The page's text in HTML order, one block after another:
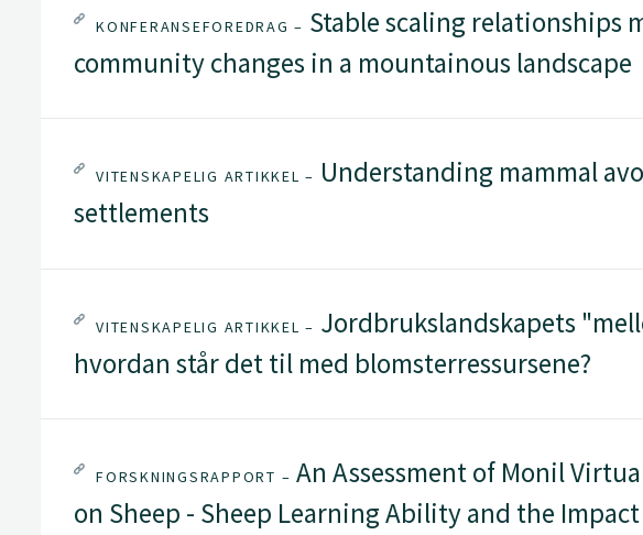
KONFERANSEFOREDRAG – Stable scaling relationships
community changes in a mountainous landscape
VITENSKAPELIG ARTIKKEL – Understanding mammal
settlements
VITENSKAPELIG ARTIKKEL – Jordbrukslandskapets
hvordan står det til med blomsterressursene?
FORSKNINGSRAPPORT – An Assessment of Monil
on Sheep - Sheep Learning Ability and the